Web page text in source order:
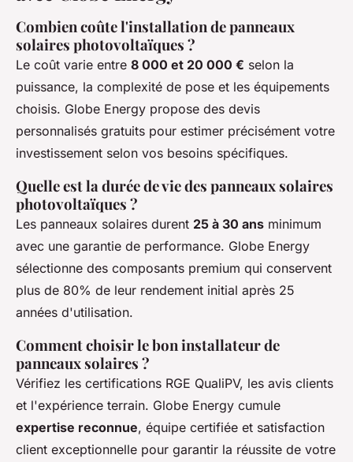
Combien coûte l'installation de panneaux
solaires photovoltaïques ?
Le coût varie entre 8 000 et 20 000 € selon la
puissance, la complexité de pose et les équipements
choisis. Globe Energy propose des devis
personnalisés gratuits pour estimer précisément votre
investissement selon vos besoins spécifiques.
Quelle est la durée de vie des panneaux solaires
photovoltaïques ?
Les panneaux solaires durent 25 à 30 ans minimum
avec une garantie de performance. Globe Energy
sélectionne des composants premium qui conservent
plus de 80% de leur rendement initial après 25
années d'utilisation.
Comment choisir le bon installateur de
panneaux solaires ?
Vérifiez les certifications RGE QualiPV, les avis clients
et l'expérience terrain. Globe Energy cumule
expertise reconnue, équipe certifiée et satisfaction
client exceptionnelle pour garantir la réussite de votre